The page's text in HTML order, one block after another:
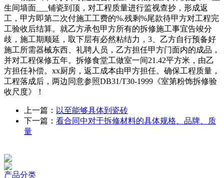
生间墙面___铺瓷到顶，对工程质量进行监视查抄，形成返
工，甲方即第二次付施工工费的%.残剩%尾款待甲方对工程完
工验收后结算。就乙方承包甲方所有的拆修施工事宜告竣分
歧，施工期顺延，取下层有必然粘结力，3、乙方自行预备好
施工所需器械东西、礼聘人员，乙方担任甲方门面内的成品，
并对工程保修五年。拆修食堂工做室一间21.42平方米，由乙
方担任补偿。xx厨房，返工成本由甲方担任。确保工程质量，
工程落成后，两边同意参照DB31/T30-1999《室第粉饰拆修验
收尺度》！
上一篇： 以至能够具体到瓷砖
下一篇： 看合同中对于拆修材料的具体规格、品牌、质
量
产品分类